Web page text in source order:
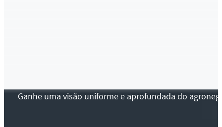
Ganhe uma visão uniforme e aprofundada do